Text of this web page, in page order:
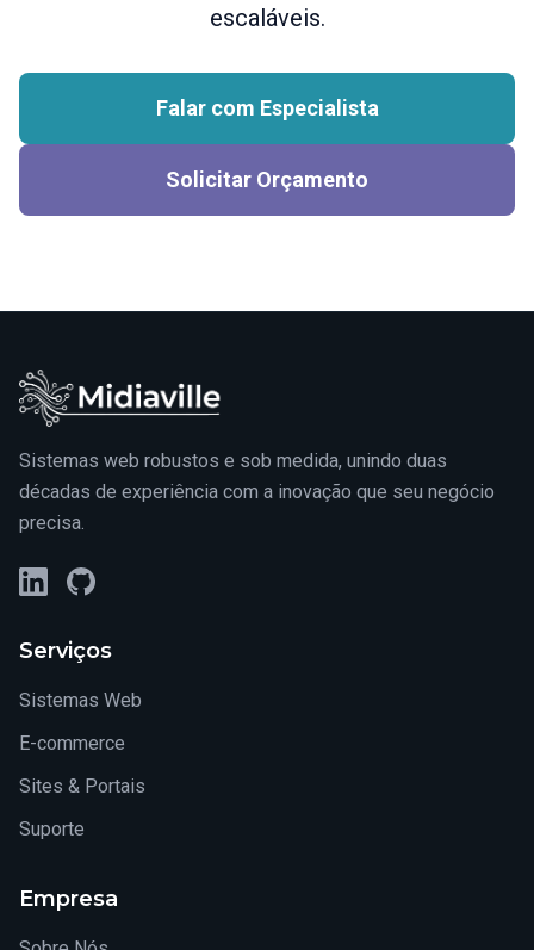
escaláveis.
Falar com Especialista
Solicitar Orçamento
Sistemas web robustos e sob medida, unindo duas
décadas de experiência com a inovação que seu negócio
precisa.
LinkedInGitHub
Serviços
Sistemas Web
E-commerce
Sites & Portais
Suporte
Empresa